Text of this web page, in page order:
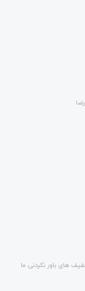
های باور نکردنی ما